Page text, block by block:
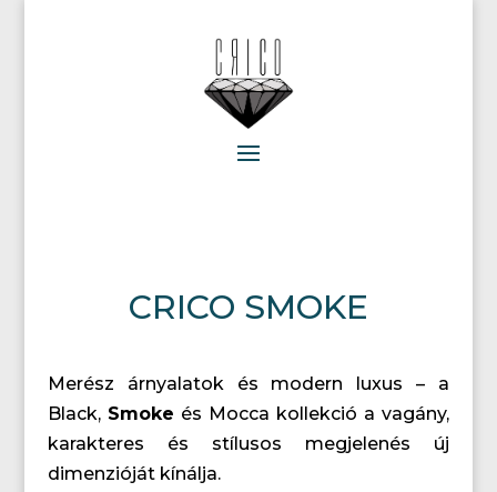
CRICO SMOKE
Merész árnyalatok és modern luxus – a
Black, Smoke és Mocca kollekció a vagány,
karakteres és stílusos megjelenés új
dimenzióját kínálja.